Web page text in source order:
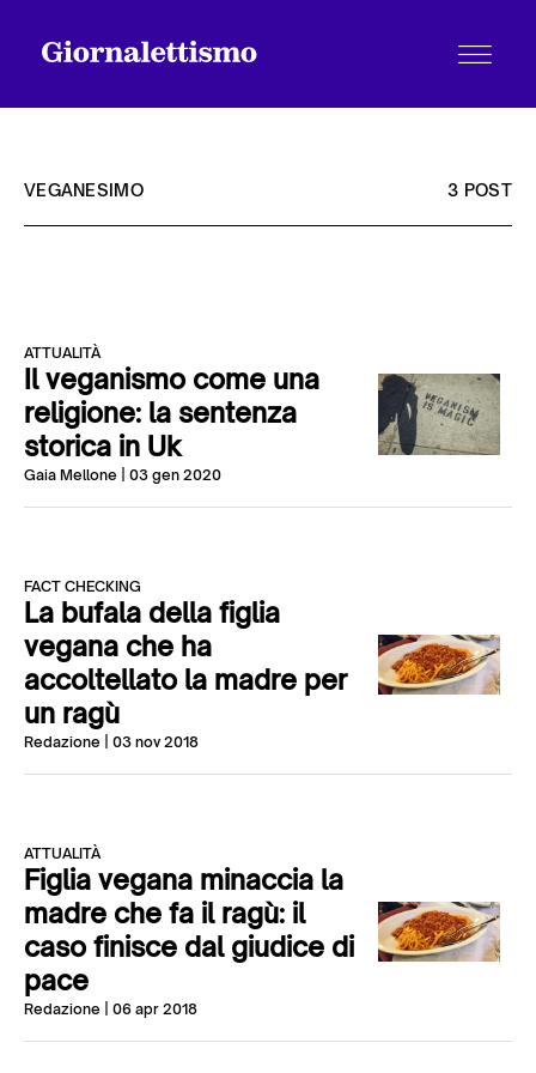
Chi siamo
Contatti
VEGANESIMO 3 POST
ATTUALITÀ
Il veganismo come una
religione: la sentenza
storica in Uk
Gaia Mellone | 03 gen 2020
FACT CHECKING
La bufala della figlia
vegana che ha
accoltellato la madre per
un ragù
Redazione | 03 nov 2018
ATTUALITÀ
Figlia vegana minaccia la
madre che fa il ragù: il
caso finisce dal giudice di
pace
Redazione | 06 apr 2018